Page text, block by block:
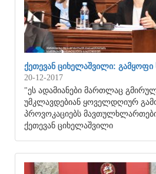
ᲥᲔᲗᲔᲕᲐᲜ ᲪᲘᲮᲔᲚᲐᲨᲕᲘᲚᲘ: ᲒᲐᲛᲧᲝᲤᲘ
20-12-2017
"ეს ადამიანები მართლაც
უმკლავდებიან ყოველდღიურ
პროვოკაციებს
ქეთევან ციხელაშვილი